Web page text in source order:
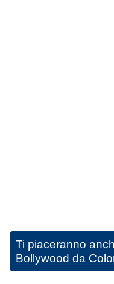
Ti piaceranno
Bollywood da